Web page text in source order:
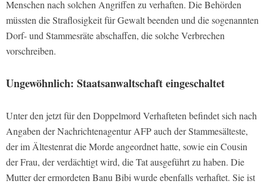
Menschen nach solchen Angriffen zu verhaften. Die Behörden
müssten die Straflosigkeit für Gewalt beenden und die sogenannten
Dorf- und Stammesräte abschaffen, die solche Verbrechen
vorschreiben.
Ungewöhnlich: Staatsanwaltschaft eingeschaltet
Unter den jetzt für den Doppelmord Verhafteten befindet sich nach
Angaben der Nachrichtenagentur AFP auch der Stammesälteste,
der im Ältestenrat die Morde angeordnet hatte, sowie ein Cousin
der Frau, der verdächtigt wird, die Tat ausgeführt zu haben. Die
Mutter der ermordeten Banu Bibi wurde ebenfalls verhaftet. Sie ist